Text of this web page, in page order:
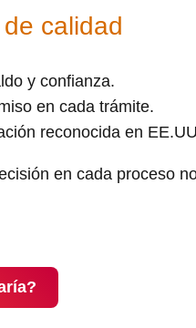
calidad
y confianza.
en cada trámite.
reconocida en
en cada proceso